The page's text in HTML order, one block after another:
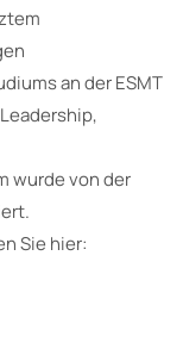
an der ESMT
wurde von der
Sie hier: